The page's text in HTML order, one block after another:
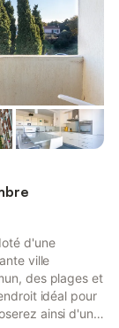
d'une
ville
des plages et
idéal pour
ainsi d'une